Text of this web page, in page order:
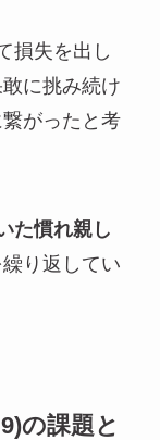
損失を出し
に挑み続け
がったと考
た慣れ親し
り返してい
の課題と